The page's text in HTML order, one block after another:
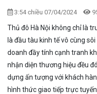
3:54 chiều 07/04/2024
Thủ đô Hà Nội không chỉ là
là đầu tàu kinh tế vô cùng
doanh đầy tính cạnh tranh
nhận diện thương hiệu đều
dựng ấn tượng với khách
hình thức giao tiếp trực